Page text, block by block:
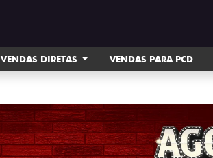
VENDAS DIRETAS VENDAS PARA PCD